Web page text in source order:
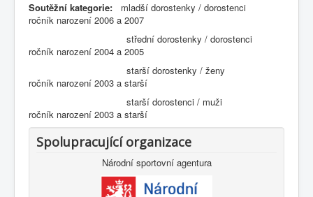
Soutěžní kategorie: mladší dorostenky / dorostenci
ročník narození 2006 a 2007
střední dorostenky / dorostenci
ročník narození 2004 a 2005
starší dorostenky / ženy
ročník narození 2003 a starší
starší dorostenci / muži
ročník narození 2003 a starší
Spolupracující organizace
Národní sportovní agentura